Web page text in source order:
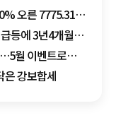
오른 7775.31
등에 3년4개월
월 이벤트로
강보합세